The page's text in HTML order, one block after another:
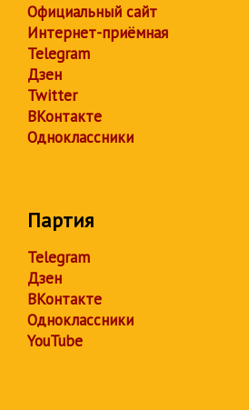
Официальный сайт
Интернет-приёмная
Telegram
Дзен
Twitter
ВКонтакте
Одноклассники
Партия
Telegram
Дзен
ВКонтакте
Одноклассники
YouTube